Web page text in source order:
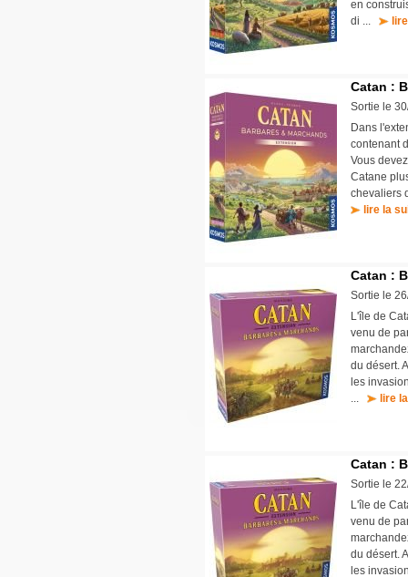
en
di ...
Catan :
Sortie le
Dans
contenant
Vous
Catane
chevaliers
lire la
Catan :
Sortie le
L'île de
venu de
du désert.
les
...
lire
Catan :
Sortie le
L'île de
venu de
du désert.
les